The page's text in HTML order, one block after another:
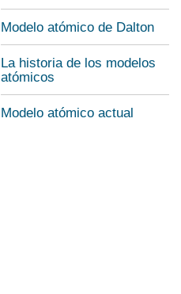
Modelo atómico de Dalton
La historia de los modelos
atómicos
Modelo atómico actual